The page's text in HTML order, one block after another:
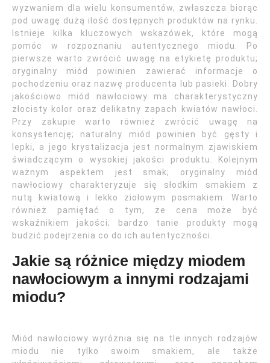
wyzwaniem dla wielu konsumentów, zwłaszcza biorąc
pod uwagę dużą ilość dostępnych produktów na rynku.
Istnieje kilka kluczowych wskazówek, które mogą
pomóc w rozpoznaniu autentycznego miodu. Po
pierwsze warto zwrócić uwagę na etykietę produktu;
oryginalny miód powinien zawierać informacje o
pochodzeniu oraz nazwę producenta lub pasieki. Dobry
jakościowo miód nawłociowy ma charakterystyczny
złocisty kolor oraz delikatny zapach kwiatów nawłoci.
Przy zakupie warto również zwrócić uwagę na
konsystencję; naturalny miód powinien być gęsty i
lepki, a jego krystalizacja jest normalnym zjawiskiem
świadczącym o wysokiej jakości produktu. Kolejnym
ważnym aspektem jest smak; oryginalny miód
nawłociowy charakteryzuje się słodkim smakiem z
nutą kwiatową i lekko ziołowym posmakiem. Warto
również pamiętać o tym, że cena może być
wskaźnikiem jakości; bardzo tanie produkty mogą
budzić podejrzenia co do ich autentyczności.
Jakie są różnice między miodem
nawłociowym a innymi rodzajami
miodu?
Miód nawłociowy wyróżnia się na tle innych rodzajów
miodu nie tylko swoim smakiem, ale także